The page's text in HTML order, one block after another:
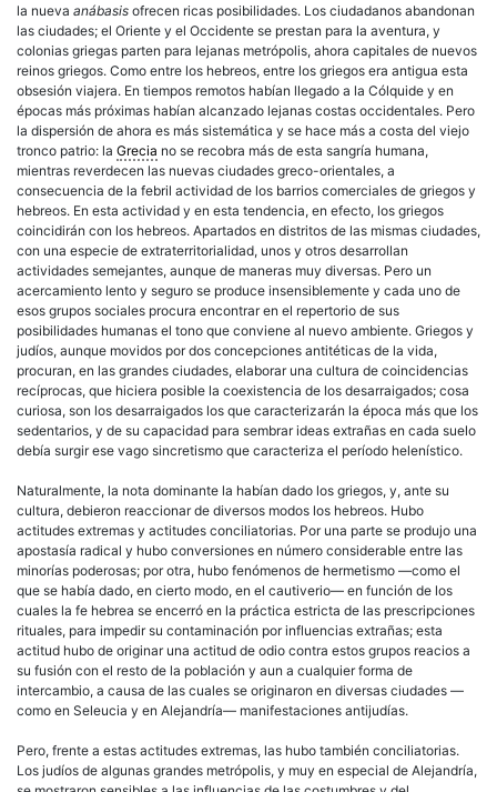
la nueva anábasis ofrecen ricas posibilidades. Los ciudadanos abandonan
las ciudades; el Oriente y el Occidente se prestan para la aventura, y
colonias griegas parten para lejanas metrópolis, ahora capitales de nuevos
reinos griegos. Como entre los hebreos, entre los griegos era antigua esta
obsesión viajera. En tiempos remotos habían llegado a la Cólquide y en
épocas más próximas habían alcanzado lejanas costas occidentales. Pero
la dispersión de ahora es más sistemática y se hace más a costa del viejo
tronco patrio: la Grecia no se recobra más de esta sangría humana,
mientras reverdecen las nuevas ciudades greco-orientales, a
consecuencia de la febril actividad de los barrios comerciales de griegos y
hebreos. En esta actividad y en esta tendencia, en efecto, los griegos
coincidirán con los hebreos. Apartados en distritos de las mismas ciudades,
con una especie de extraterritorialidad, unos y otros desarrollan
actividades semejantes, aunque de maneras muy diversas. Pero un
acercamiento lento y seguro se produce insensiblemente y cada uno de
esos grupos sociales procura encontrar en el repertorio de sus
posibilidades humanas el tono que conviene al nuevo ambiente. Griegos y
judíos, aunque movidos por dos concepciones antitéticas de la vida,
procuran, en las grandes ciudades, elaborar una cultura de coincidencias
recíprocas, que hiciera posible la coexistencia de los desarraigados; cosa
curiosa, son los desarraigados los que caracterizarán la época más que los
sedentarios, y de su capacidad para sembrar ideas extrañas en cada suelo
debía surgir ese vago sincretismo que caracteriza el período helenístico.
Naturalmente, la nota dominante la habían dado los griegos, y, ante su
cultura, debieron reaccionar de diversos modos los hebreos. Hubo
actitudes extremas y actitudes conciliatorias. Por una parte se produjo una
apostasía radical y hubo conversiones en número considerable entre las
minorías poderosas; por otra, hubo fenómenos de hermetismo —como el
que se había dado, en cierto modo, en el cautiverio— en función de los
cuales la fe hebrea se encerró en la práctica estricta de las prescripciones
rituales, para impedir su contaminación por influencias extrañas; esta
actitud hubo de originar una actitud de odio contra estos grupos reacios a
su fusión con el resto de la población y aun a cualquier forma de
intercambio, a causa de las cuales se originaron en diversas ciudades —
como en Seleucia y en Alejandría— manifestaciones antijudías.
Pero, frente a estas actitudes extremas, las hubo también conciliatorias.
Los judíos de algunas grandes metrópolis, y muy en especial de Alejandría,